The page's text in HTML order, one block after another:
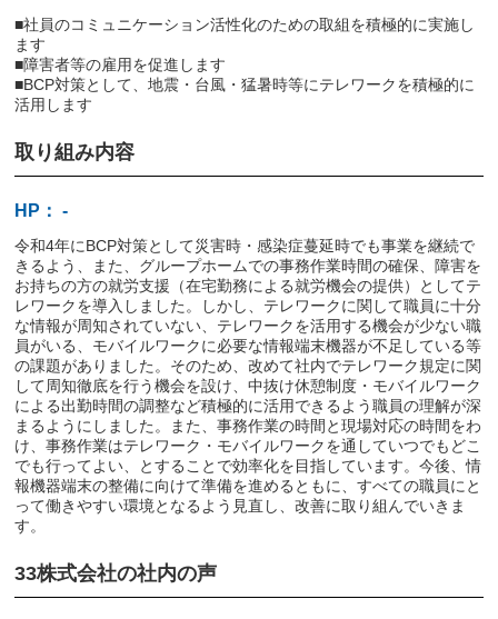
■社員のコミュニケーション活性化のための取組を積極的に実施し
ます
■障害者等の雇用を促進します
■BCP対策として、地震・台風・猛暑時等にテレワークを積極的に
活用します
取り組み内容
HP： -
令和4年にBCP対策として災害時・感染症蔓延時でも事業を継続で
きるよう、また、グループホームでの事務作業時間の確保、障害を
お持ちの方の就労支援（在宅勤務による就労機会の提供）としてテ
レワークを導入しました。しかし、テレワークに関して職員に十分
な情報が周知されていない、テレワークを活用する機会が少ない職
員がいる、モバイルワークに必要な情報端末機器が不足している等
の課題がありました。そのため、改めて社内でテレワーク規定に関
して周知徹底を行う機会を設け、中抜け休憩制度・モバイルワーク
による出勤時間の調整など積極的に活用できるよう職員の理解が深
まるようにしました。また、事務作業の時間と現場対応の時間をわ
け、事務作業はテレワーク・モバイルワークを通していつでもどこ
でも行ってよい、とすることで効率化を目指しています。今後、情
報機器端末の整備に向けて準備を進めるともに、すべての職員にと
って働きやすい環境となるよう見直し、改善に取り組んでいきま
す。
33株式会社の社内の声